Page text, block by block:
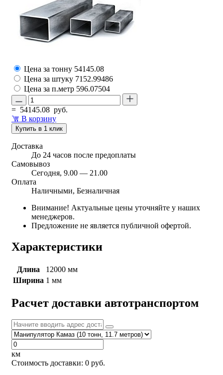
Цена за тонну 54145.08
Цена за штуку 7152.99486
Цена за п.метр 596.07504
= 54145.08 руб.
В корзину
Купить в 1 клик
Доставка
До 24 часов после предоплаты
Самовывоз
Сегодня, 9.00 — 21.00
Оплата
Наличными, Безналичная
Внимание! Актуальные цены уточняйте у наших
менеджеров.
Предложение не является публичной офертой.
Характеристики
Длина
12000 мм
Ширина 1 мм
Расчет доставки автотранспортом
км
Стоимость доставки: 0 руб.